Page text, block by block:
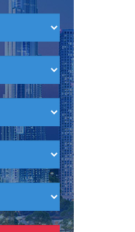
6.5 tỷ/Tổng DT
Bình Định
135 m2 (134m x
00:59, 19/02/2020